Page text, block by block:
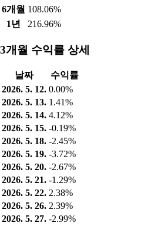
6개월 108.06%
1년
216.96%
3개월 수익률 상세
날짜
수익률
2026. 5. 12. 0.00%
2026. 5. 13. 1.41%
2026. 5. 14. 4.12%
2026. 5. 15. -0.19%
2026. 5. 18. -2.45%
2026. 5. 19. -3.72%
2026. 5. 20. -2.67%
2026. 5. 21. -1.29%
2026. 5. 22. 2.38%
2026. 5. 26. 2.39%
2026. 5. 27. -2.99%